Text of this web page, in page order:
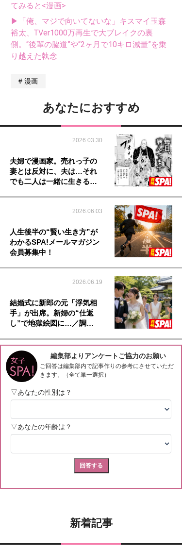
てみると<漫画>
▶「俺、マジで向いてないな」キスマイ玉森
裕太、TVer1000万再生で大ブレイクの裏
側。“後輩の脇道”や“2ヶ月で10キロ減量”を乗
り越えた執念
漫画
あなたにおすすめ
2026.03.30
夫婦で漫画家。売れっ子の
妻とは反対に、夫は…それ
でも二人は一緒に生きる…
2026.06.03
人生後半の“賢い生き方”が
わかるSPA!メールマガジン
会員募集中！
2026.06.19
結婚式に新郎の元「浮気相
手」が出席。新婦の“仕返
し”で地獄絵図に…／調…
新着記事